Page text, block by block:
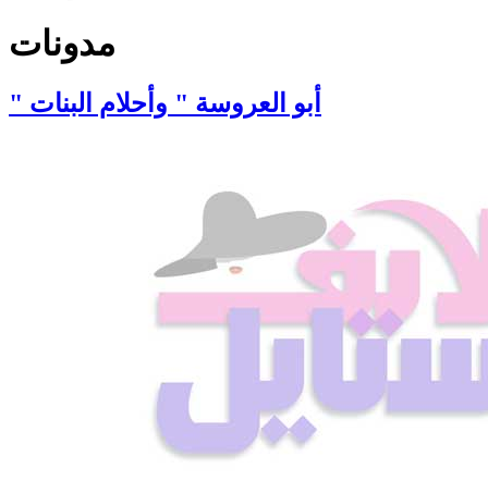
مدونات
" أبو العروسة " وأحلام البنات